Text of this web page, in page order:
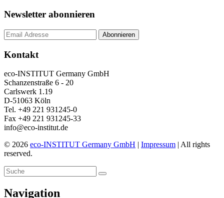
Newsletter abonnieren
Kontakt
eco-INSTITUT Germany GmbH
Schanzenstraße 6 - 20
Carlswerk 1.19
D-51063 Köln
Tel. +49 221 931245-0
Fax +49 221 931245-33
info@eco-institut.de
© 2026 eco-INSTITUT Germany GmbH | Impressum | All rights
reserved.
Navigation